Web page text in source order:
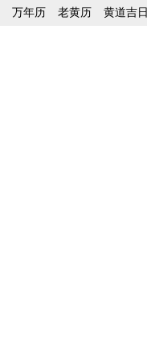
万年历 老黄历 黄道吉日